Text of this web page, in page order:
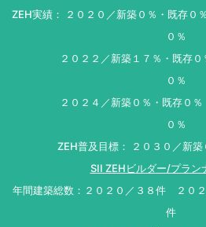
ZEH実績： ２０２０／新築０％・既存
０％
２０２２／新築１７％・既存０％
０％
２０２４／新築０％・既存０％
０％
ZEH普及目標： ２０３０／新
SII ZEHビルダー/プラン
年間建築総数：２０２０／３８件 ２０
件